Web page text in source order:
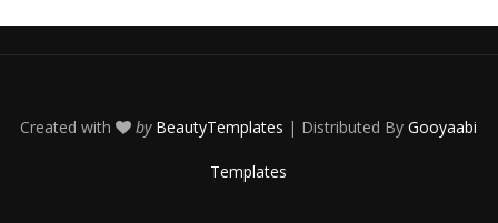
Created with by BeautyTemplates | Distributed ByGooyaabi
Templates